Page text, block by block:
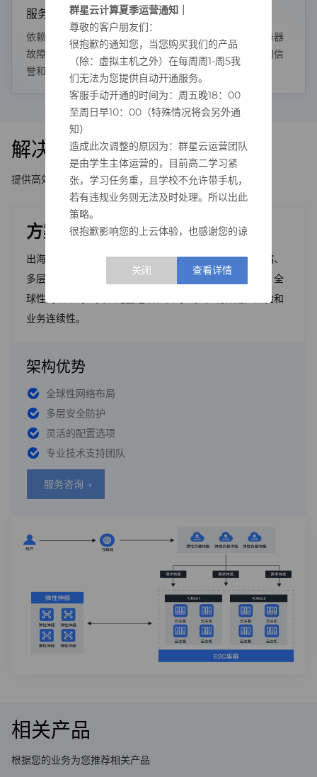
服务可靠性
依赖稳定可靠的服务器服务来支持其业务运营，任何服务器
故障或服务中断都可能导致业务中断和损失，影响企业的信
誉和利益。
解决方案架构
提供高效解决方案，满足不同需求。
方案架构
出海服务器解决方案采用全球云计算架构，具备弹性伸缩、
多层安全防护和自动化运维管理，保障稳定性和可靠性。全
球性网络布局、灵活配置选项和实时监控，确保用户体验和
业务连续性。
架构优势
全球性网络布局
多层安全防护
灵活的配置选项
专业技术支持团队
服务咨询 →
相关产品
根据您的业务为您推荐相关产品
群星云计算夏季运营通知｜
尊敬的客户朋友们：
很抱歉的通知您，当您购买我们的产品
（除：虚拟主机之外）在每周周1-周5我
们无法为您提供自动开通服务。
客服手动开通的时间为：周五晚18：00
至周日早10：00（特殊情况将会另外通
知）
造成此次调整的原因为：群星云运营团队
是由学生主体运营的，目前高二学习紧
张，学习任务重，且学校不允许带手机，
若有违规业务则无法及时处理。所以出此
策略。
很抱歉影响您的上云体验，也感谢您的谅
——群星云运营团队 2026年4月25日